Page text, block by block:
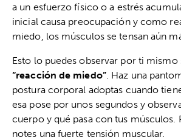
a un esfuerzo físico o a estrés
inicial causa preocupación y como
miedo, los músculos se tensan aún
Esto lo puedes observar por ti mismo
“reacción de miedo”. Haz una
postura corporal adoptas cuando
esa pose por unos segundos y
cuerpo y qué pasa con tus músculos.
notes una fuerte tensión muscular.